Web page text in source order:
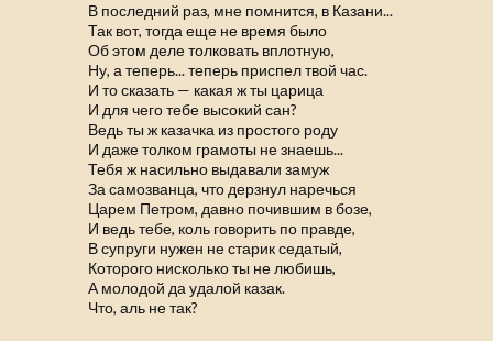
В последний раз, мне помнится, в Казани...
Так вот, тогда еще не время было
Об этом деле толковать вплотную,
Ну, а теперь... теперь приспел твой час.
И то сказать — какая ж ты царица
И для чего тебе высокий сан?
Ведь ты ж казачка из простого роду
И даже толком грамоты не знаешь...
Тебя ж насильно выдавали замуж
За самозванца, что дерзнул наречься
Царем Петром, давно почившим в бозе,
И ведь тебе, коль говорить по правде,
В супруги нужен не старик седатый,
Которого нисколько ты не любишь,
А молодой да удалой казак.
Что, аль не так?